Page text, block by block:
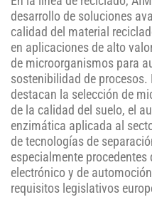
desarrollo de soluciones
calidad del material
en aplicaciones de alto
de microorganismos para
sostenibilidad de procesos.
destacan la selección de
de la calidad del suelo, el
enzimática aplicada al
de tecnologías de
especialmente procedentes
electrónico y de
requisitos legislativos